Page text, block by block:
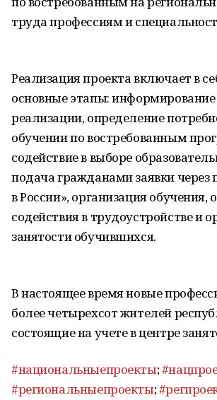
труда профессиям и
Реализация проекта включает в
основные этапы: информирование
реализации, определение
обучении по востребованным
содействие в выборе
подача гражданами заявки через
в России», организация обучения,
содействия в трудоустройстве и
занятости обучившихся.
В настоящее время новые
более четырехсот жителей
состоящие на учете в центре
#национальныепроекты;
#региональныепроекты;